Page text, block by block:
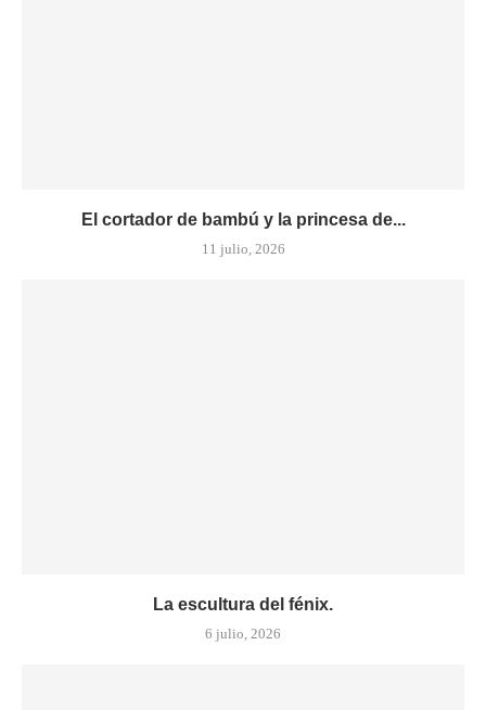
El cortador de bambú y la princesa de...
11 julio, 2026
La escultura del fénix.
6 julio, 2026